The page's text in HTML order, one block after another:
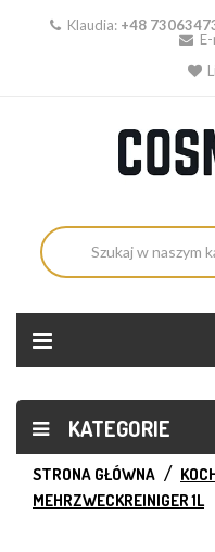
Klaudia: +48
KATEGORIE
STRONA GŁÓWNA
MEHRZWECKREINIGER 1L